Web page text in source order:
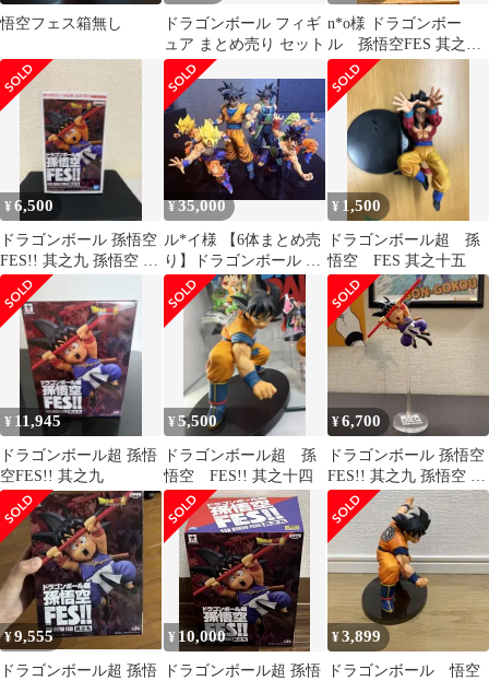
悟空フェス箱無し
ドラゴンボール フィギ
ュア まとめ売り セット
n*o様 ドラゴンボー
ル 孫悟空FES 其之十
六 孫悟空 原作カラ
ー風リペイント
¥6,500
ドラゴンボール 孫悟空
FES!! 其之九 孫悟空 フ
ィギュア
¥35,000
ル*イ様 【6体まとめ売
り】ドラゴンボール フ
ィギュア 孫悟空 バーダ
ック 二次
¥ 1,500
ドラゴンボール超 孫
悟空 FES 其之十五
¥ 11,945
ドラゴンボール超 孫悟
空FES!! 其之九
¥5,500
ドラゴンボール超 孫
悟空 FES!! 其之十四
¥6,700
ドラゴンボール 孫悟空
FES!! 其之九 孫悟空 フ
ィギュア
¥9,555
ドラゴンボール超 孫悟
¥ 10,000
ドラゴンボール超 孫悟
¥3,899
ドラゴンボール 悟空